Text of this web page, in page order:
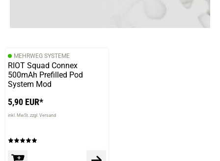
MEHRWEG SYSTEME
RIOT Squad Connex
500mAh Prefilled Pod
System Mod
5,90 EUR*
inkl. MwSt. zzgl. Versand